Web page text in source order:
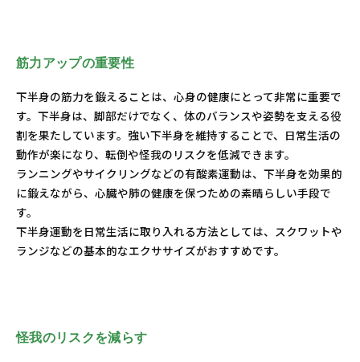
筋力アップの重要性
下半身の筋力を鍛えることは、心身の健康にとって非常に重要で
す。下半身は、脚部だけでなく、体のバランスや姿勢を支える役
割を果たしています。強い下半身を維持することで、日常生活の
動作が楽になり、転倒や怪我のリスクを低減できます。
ランニングやサイクリングなどの有酸素運動は、下半身を効果的
に鍛えながら、心臓や肺の健康を保つための素晴らしい手段で
す。
下半身運動を日常生活に取り入れる方法としては、スクワットや
ランジなどの基本的なエクササイズがおすすめです。
怪我のリスクを減らす